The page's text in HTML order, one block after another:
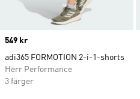
Price
549 kr
adi365 FORMOTION 2-i-1-shorts
Herr Performance
3 färger